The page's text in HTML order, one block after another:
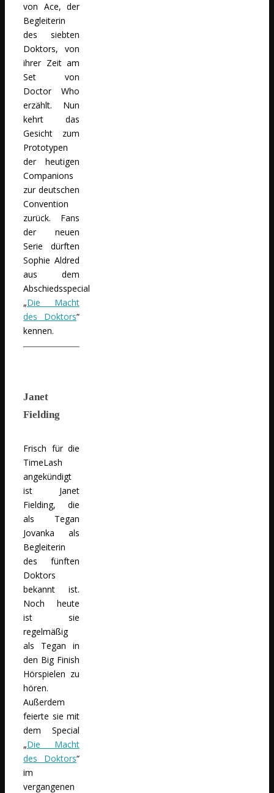
von Ace, der
Begleiterin
des siebten
Doktors, von
ihrer Zeit am
Set von
Doctor Who
erzählt. Nun
kehrt das
Gesicht zum
Prototypen
der heutigen
Companions
zur deutschen
Convention
zurück. Fans
der neuen
Serie dürften
Sophie Aldred
aus dem
Abschiedsspecial
„Die Macht
des Doktors“
kennen.
Janet
Fielding
Frisch für die
TimeLash
angekündigt
ist Janet
Fielding, die
als Tegan
Jovanka als
Begleiterin
des fünften
Doktors
bekannt ist.
Noch heute
ist sie
regelmäßig
als Tegan in
den Big Finish
Hörspielen zu
hören.
Außerdem
feierte sie mit
dem Special
„Die Macht
des Doktors“
im
vergangenen